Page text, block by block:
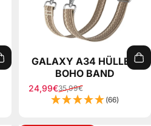
GALAXY A34 HÜLLE +
BOHO BAND
Sale price
24,99€
Regular price
35,99€
(66)